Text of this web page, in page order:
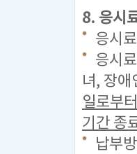
8. 응시
응시
응시
녀, 장애
일로부
기간 종
납부